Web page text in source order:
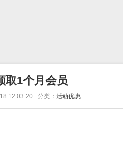
取1个月会员
12:03:20 分类：活动优惠